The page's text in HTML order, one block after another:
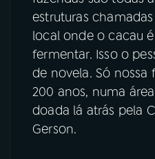
estruturas
local onde o cacau
fermentar. Isso o
de novela. Só nossa
200 anos, numa
doada lá atrás pela
Gerson.